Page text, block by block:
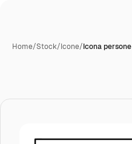
Home/Stock/Icone/Icona persone